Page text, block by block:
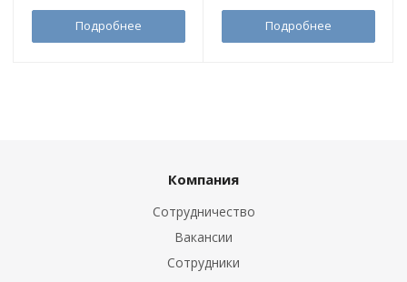
Подробнее Подробнее
Компания
Сотрудничество
Вакансии
Сотрудники